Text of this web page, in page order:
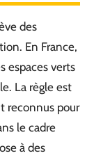
des
En France,
espaces verts
La règle est
reconnus pour
le cadre
à des